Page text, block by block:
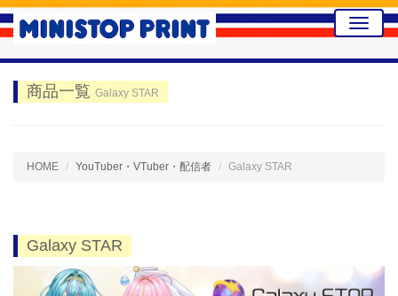
Toggle
商品一覧 Galaxy STAR
HOME YouTuber・VTuber・配信者 Galaxy STAR
Galaxy STAR